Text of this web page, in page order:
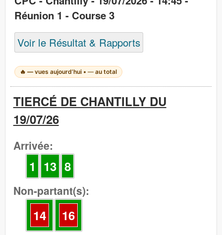
Réunion 1 - Course 3
Voir le Résultat & Rapports
🔥— vues aujourd’hui •— au total
TIERCÉ DE CHANTILLY DU
19/07/26
Arrivée:
1 13 8
Non-partant(s):
14 16